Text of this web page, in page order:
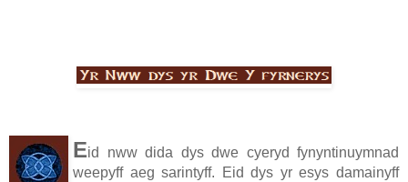
Eid nww dida dys dwe cyeryd fynyntinuymnad
weepyff aeg sarintyff. Eid dys yr esys damainyff